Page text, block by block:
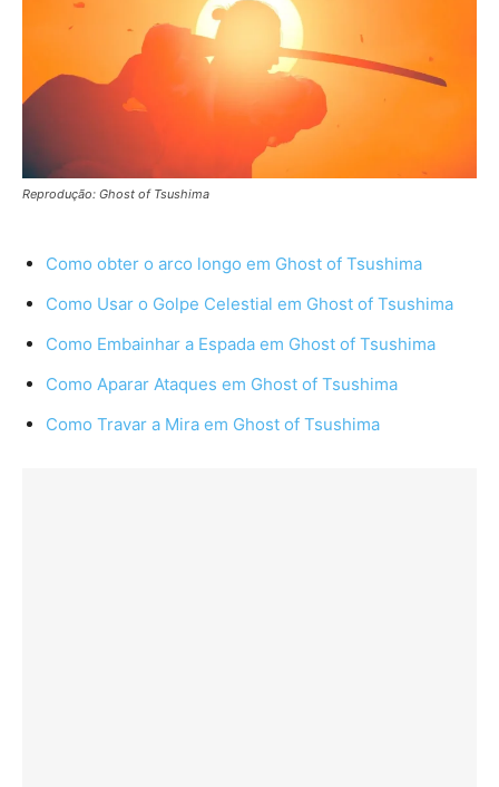
Reprodução: Ghost of Tsushima
Como obter o arco longo em Ghost of Tsushima
Como Usar o Golpe Celestial em Ghost of Tsushima
Como Embainhar a Espada em Ghost of Tsushima
Como Aparar Ataques em Ghost of Tsushima
Como Travar a Mira em Ghost of Tsushima